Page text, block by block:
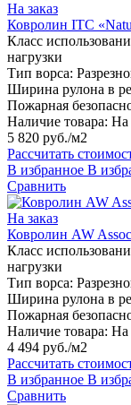
На заказ
Ковролин ITC
Класс
нагрузки
Тип ворса:
Ширина рулона в
Пожарная
Наличие товара: На
5 820 руб./м2
Рассчитать
В избранное В
Сравнить
На заказ
Ковролин AW
Класс
нагрузки
Тип ворса:
Ширина рулона в
Пожарная
Наличие товара: На
4 494 руб./м2
Рассчитать
В избранное В
Сравнить